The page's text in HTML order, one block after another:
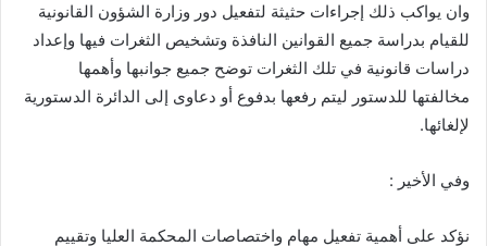
وان يواكب ذلك إجراءات حثيثة لتفعيل دور وزارة الشؤون القانونية
للقيام بدراسة جميع القوانين النافذة وتشخيص الثغرات فيها وإعداد
دراسات قانونية في تلك الثغرات توضح جميع جوانبها وأهمها
مخالفتها للدستور ليتم رفعها بدفوع أو دعاوى إلى الدائرة الدستورية
لإلغائها.
وفي الأخير :
نؤكد على أهمية تفعيل مهام واختصاصات المحكمة العليا وتقييم